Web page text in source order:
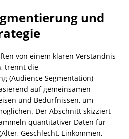
und
von einem klaren Verständnis
trennt die
(Audience Segmentation)
auf gemeinsamen
und Bedürfnissen, um
Der Abschnitt skizziert
quantitativer Daten für
Geschlecht, Einkommen,